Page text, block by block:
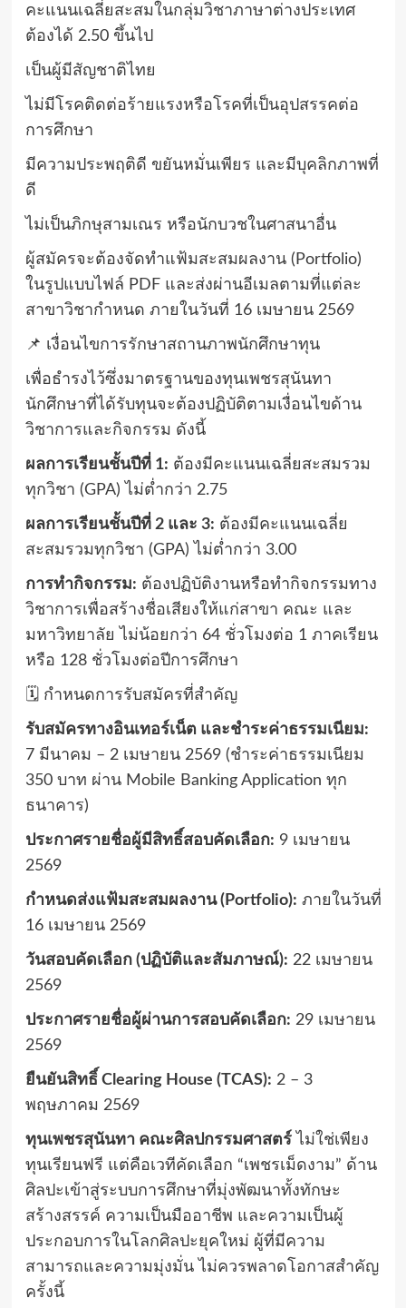
คะแนนเฉลี่ยสะสมในกลุ่มวิชาภาษาต่างประเทศ
ต้องได้ 2.50 ขึ้นไป
เป็นผู้มีสัญชาติไทย
ไม่มีโรคติดต่อร้ายแรงหรือโรคที่เป็นอุปสรรคต่อ
การศึกษา
มีความประพฤติดี ขยันหมั่นเพียร และมีบุคลิกภาพที่
ดี
ไม่เป็นภิกษุสามเณร หรือนักบวชในศาสนาอื่น
ผู้สมัครจะต้องจัดทำแฟ้มสะสมผลงาน (Portfolio)
ในรูปแบบไฟล์ PDF และส่งผ่านอีเมลตามที่แต่ละ
สาขาวิชากำหนด ภายในวันที่ 16 เมษายน 2569
📌 เงื่อนไขการรักษาสถานภาพนักศึกษาทุน
เพื่อธำรงไว้ซึ่งมาตรฐานของทุนเพชรสุนันทา
นักศึกษาที่ได้รับทุนจะต้องปฏิบัติตามเงื่อนไขด้าน
วิชาการและกิจกรรม ดังนี้
ผลการเรียนชั้นปีที่ 1: ต้องมีคะแนนเฉลี่ยสะสมรวม
ทุกวิชา (GPA) ไม่ต่ำกว่า 2.75
ผลการเรียนชั้นปีที่ 2 และ 3: ต้องมีคะแนนเฉลี่ย
สะสมรวมทุกวิชา (GPA) ไม่ต่ำกว่า 3.00
การทำกิจกรรม: ต้องปฏิบัติงานหรือทำกิจกรรมทาง
วิชาการเพื่อสร้างชื่อเสียงให้แก่สาขา คณะ และ
มหาวิทยาลัย ไม่น้อยกว่า 64 ชั่วโมงต่อ 1 ภาคเรียน
หรือ 128 ชั่วโมงต่อปีการศึกษา
🗓️ กำหนดการรับสมัครที่สำคัญ
รับสมัครทางอินเทอร์เน็ต และชำระค่าธรรมเนียม:
7 มีนาคม – 2 เมษายน 2569 (ชำระค่าธรรมเนียม
350 บาท ผ่าน Mobile Banking Application ทุก
ธนาคาร)
ประกาศรายชื่อผู้มีสิทธิ์สอบคัดเลือก: 9 เมษายน
2569
กำหนดส่งแฟ้มสะสมผลงาน (Portfolio): ภายในวันที่
16 เมษายน 2569
วันสอบคัดเลือก (ปฏิบัติและสัมภาษณ์): 22 เมษายน
2569
ประกาศรายชื่อผู้ผ่านการสอบคัดเลือก: 29 เมษายน
2569
ยืนยันสิทธิ์ Clearing House (TCAS): 2 – 3
พฤษภาคม 2569
ทุนเพชรสุนันทา คณะศิลปกรรมศาสตร์ไม่ใช่เพียง
ทุนเรียนฟรี แต่คือเวทีคัดเลือก “เพชรเม็ดงาม” ด้าน
ศิลปะเข้าสู่ระบบการศึกษาที่มุ่งพัฒนาทั้งทักษะ
สร้างสรรค์ ความเป็นมืออาชีพ และความเป็นผู้
ประกอบการในโลกศิลปะยุคใหม่ ผู้ที่มีความ
สามารถและความมุ่งมั่น ไม่ควรพลาดโอกาสสำคัญ
ครั้งนี้